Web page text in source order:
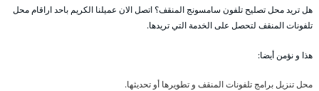
هل تريد محل تصليح تلفون سامسونج المنقف؟ اتصل الان عميلنا الكريم باحد اراقام محل
تلفونات المنقف لتحصل على الخدمة التي تريدها.
هذا و نؤمن أيضا:
محل تنزيل برامج تلفونات المنقف و تطويرها أو تحديثها.